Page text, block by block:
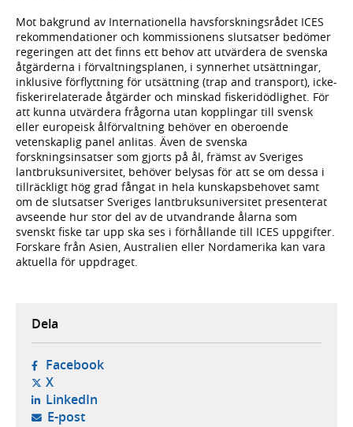
Mot bakgrund av Internationella havsforskningsrådet ICES
rekommendationer och kommissionens slutsatser bedömer
regeringen att det finns ett behov att utvärdera de svenska
åtgärderna i förvaltningsplanen, i synnerhet utsättningar,
inklusive förflyttning för utsättning (trap and transport), icke-
fiskerirelaterade åtgärder och minskad fiskeridödlighet. För
att kunna utvärdera frågorna utan kopplingar till svensk
eller europeisk ålförvaltning behöver en oberoende
vetenskaplig panel anlitas. Även de svenska
forskningsinsatser som gjorts på ål, främst av Sveriges
lantbruksuniversitet, behöver belysas för att se om dessa i
tillräckligt hög grad fångat in hela kunskapsbehovet samt
om de slutsatser Sveriges lantbruksuniversitet presenterat
avseende hur stor del av de utvandrande ålarna som
svenskt fiske tar upp ska ses i förhållande till ICES uppgifter.
Forskare från Asien, Australien eller Nordamerika kan vara
aktuella för uppdraget.
Dela
Facebook- öppnas i ny flik, extern webbplats,
X- öppnas i ny flik, extern webbplats,
LinkedIn- öppnas i ny flik, extern webbplats,
E-post- öppnar din e-postklient,